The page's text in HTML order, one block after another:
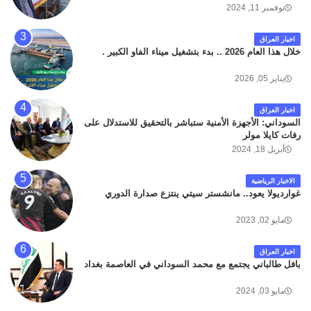
داخل مطار البصرة الدولي اليوم الاثنين على الطريق
كان سبب الحادث يعود لتصادم عجلته مع عجلة نوع كيا بنكو
تابعة لشركة الهلال الماسكة لإعمار مطار البصرة الدولي .
سائلين الله عز وجل ان يتغمد الفقيد بواسع رحمته ، و انا
نوفمبر 11, 2024
اخبار العراق
خلال هذا العام 2026 .. بدء بتشغيل ميناء الفاو الكبير .
يناير 05, 2026
اخبار العراق
السوداني: الأجهزة الأمنية ستباشر بالتحقيق للاستدلال على
رفات كايلا مولر
أبريل 18, 2024
الاخبار الرياضية
غوارديولا يعود.. مانشستر سيتي ينتزع صدارة الدوري
مايو 02, 2023
اخبار العراق
بافل طالباني يجتمع مع محمد السوداني في العاصمة بغداد
مايو 03, 2024